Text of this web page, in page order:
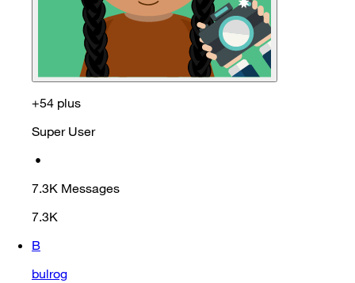
+54 plus
Super User
•
7.3K Messages
7.3K
B
bulrog